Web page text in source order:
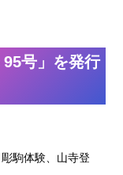
号」を発行
駒体験、山寺登